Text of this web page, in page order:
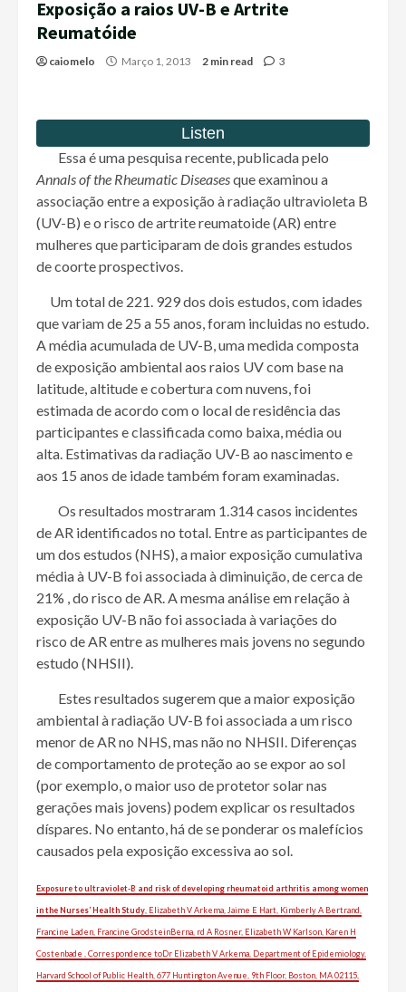
Exposição a raios UV-B e Artrite
Reumatóide
caiomelo Março 1, 2013 2 min read 3
Essa é uma pesquisa recente, publicada pelo
Annals of the Rheumatic Diseasesque examinou a
associação entre a exposição à radiação ultravioleta B
(UV-B) e o risco de artrite reumatoide (AR) entre
mulheres que participaram de dois grandes estudos
de coorte prospectivos.
Um total de 221. 929 dos dois estudos, com idades
que variam de 25 a 55 anos, foram incluidas no estudo.
A média acumulada de UV-B, uma medida composta
de exposição ambiental aos raios UV com base na
latitude, altitude e cobertura com nuvens, foi
estimada de acordo com o local de residência das
participantes e classificada como baixa, média ou
alta. Estimativas da radiação UV-B ao nascimento e
aos 15 anos de idade também foram examinadas.
Os resultados mostraram 1.314 casos incidentes
de AR identificados no total. Entre as participantes de
um dos estudos (NHS), a maior exposição cumulativa
média à UV-B foi associada à diminuição, de cerca de
21% , do risco de AR. A mesma análise em relação à
exposição UV-B não foi associada à variações do
risco de AR entre as mulheres mais jovens no segundo
estudo (NHSII).
Estes resultados sugerem que a maior exposição
ambiental à radiação UV-B foi associada a um risco
menor de AR no NHS, mas não no NHSII. Diferenças
de comportamento de proteção ao se expor ao sol
(por exemplo, o maior uso de protetor solar nas
gerações mais jovens) podem explicar os resultados
díspares. No entanto, há de se ponderar os malefícios
causados pela exposição excessiva ao sol.
Exposure to ultraviolet-B and risk of developing rheumatoid arthritis among women
in the Nurses’ Health Study, Elizabeth V Arkema, Jaime E Hart, Kimberly A Bertrand,
Francine Laden, Francine GrodsteinBerna, rd A Rosner, Elizabeth W Karlson, Karen H
Costenbade , Correspondence toDr Elizabeth V Arkema, Department of Epidemiology,
Harvard School of Public Health, 677 Huntington Avenue, 9th Floor, Boston, MA 02115,